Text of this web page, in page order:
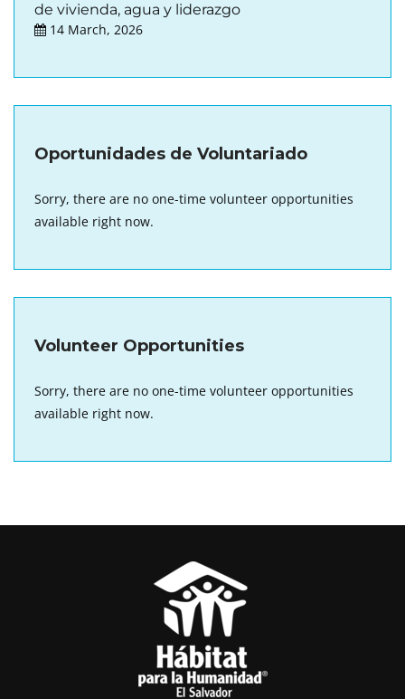
de vivienda, agua y liderazgo
14 March, 2026
Oportunidades de Voluntariado
Sorry, there are no one-time volunteer opportunities
available right now.
Volunteer Opportunities
Sorry, there are no one-time volunteer opportunities
available right now.